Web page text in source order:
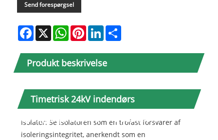
Send forespørgsel
Facebook
X WhatsAppPinterestLinkedIn
Produkt beskrivelse
Timetrisk 24kV indendørs
epoxyharpikssensor Introduktion
Isolator: Se isolatoren som en trofast forsvarer af
isoleringsintegritet, anerkendt som en